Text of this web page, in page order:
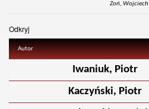
Zoń, Wojciech
Odkryj
Autor
Iwaniuk, Piotr
Kaczyński, Piotr